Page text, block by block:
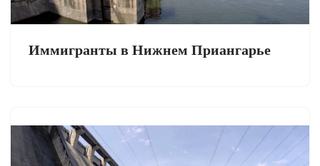
Иммигранты в Нижнем Приангарье